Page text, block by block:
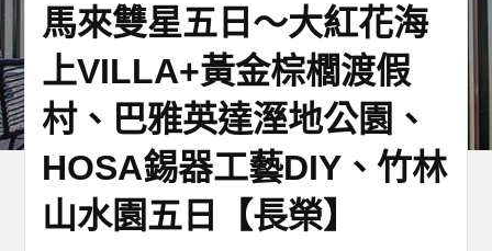
世界臻旅
中東非洲
歐洲之旅
頂尖世界
馬來雙星五日～大紅花海
上VILLA+黃金棕櫚渡假
村、巴雅英達溼地公園、
HOSA錫器工藝DIY、竹林
山水園五日【長榮】